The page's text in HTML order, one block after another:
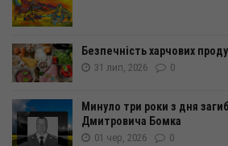
Безпечність харчових
31 лип, 2026 0
Минуло три роки з дня
Дмитровича Бомка
01 чер, 2026 0